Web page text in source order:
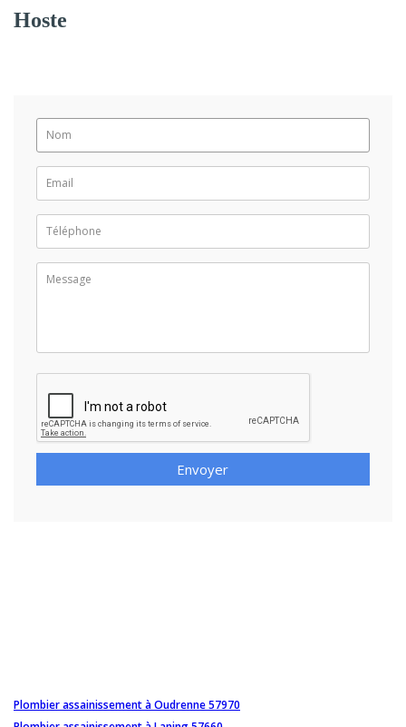
Hoste
Envoyer
Plombier assainissement à Oudrenne 57970